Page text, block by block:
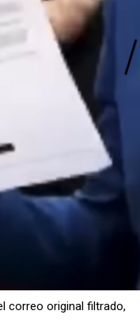
correo original filtrado,